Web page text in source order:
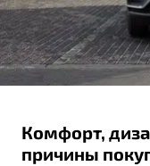
Яркий кроссовер
Обзор В наличии
Автокредит
Трейд-ин
Страхование
ПОДДЕРЖКА
Гарантия Belgee
Belgee Линк
Belgee Плюс
О дилерском центре
Правовая
Комфорт,
причины